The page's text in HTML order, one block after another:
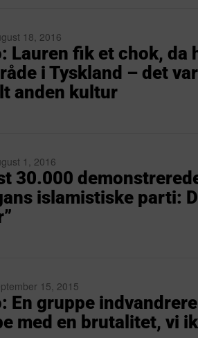
18, 2016
Lauren fik et chok, da
i Tyskland – det
anden kultur
1, 2016
30.000
islamistiske parti:
15, 2015
En gruppe
med en brutalitet, vi